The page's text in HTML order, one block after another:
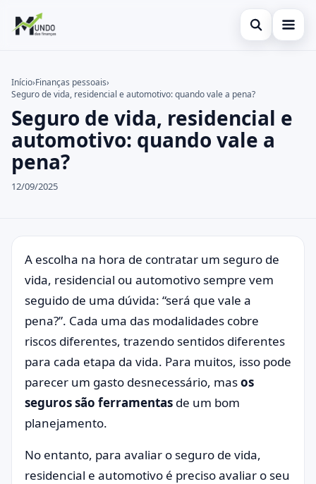
Abrir busca
Economia
Finanças
Buscar no site
Buscar por:
Pressione Enter para buscar ou ESC para fechar.
Início›Finanças pessoais›
Seguro de vida, residencial e automotivo: quando vale a pena?
Seguro de vida, residencial e
automotivo: quando vale a
pena?
12/09/2025
A escolha na hora de contratar um seguro de
vida, residencial ou automotivo sempre vem
seguido de uma dúvida: “será que vale a
pena?”. Cada uma das modalidades cobre
riscos diferentes, trazendo sentidos diferentes
para cada etapa da vida. Para muitos, isso pode
parecer um gasto desnecessário, masos
seguros são ferramentas de um bom
planejamento.
No entanto, para avaliar o seguro de vida,
residencial e automotivo é preciso avaliar o seu